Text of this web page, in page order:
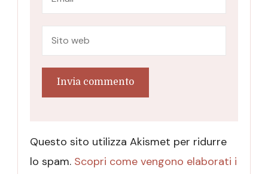
Questo sito utilizza Akismet per ridurre
lo spam. Scopri come vengono elaborati i